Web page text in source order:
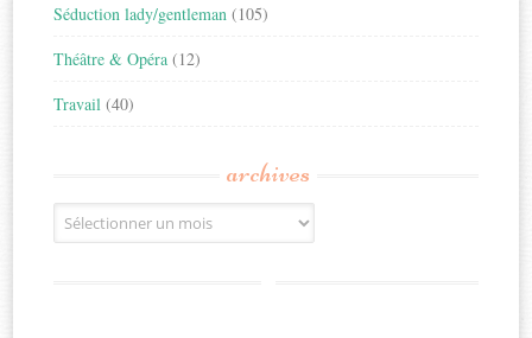
Séduction lady/gentleman (105)
Théâtre & Opéra (12)
Travail (40)
archives
Archives